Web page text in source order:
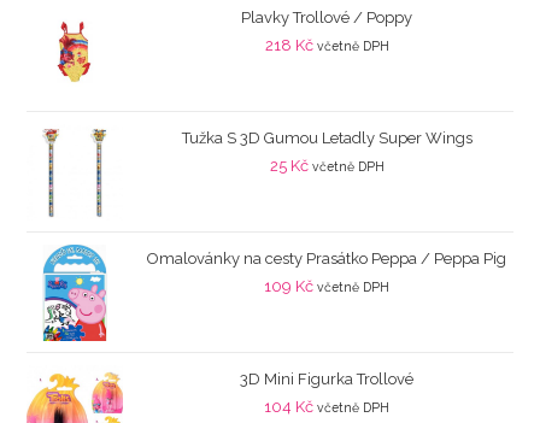
Plavky Trollové / Poppy
218 Kč včetně DPH
Tužka S 3D Gumou Letadly Super Wings
25 Kč včetně DPH
Omalovánky na cesty Prasátko Peppa / Peppa Pig
109 Kč včetně DPH
3D Mini Figurka Trollové
104 Kč včetně DPH